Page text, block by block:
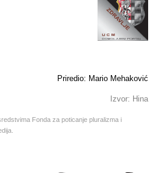
Priredio: Mario Mehaković
Izvor: Hina
Fonda za poticanje pluralizma i